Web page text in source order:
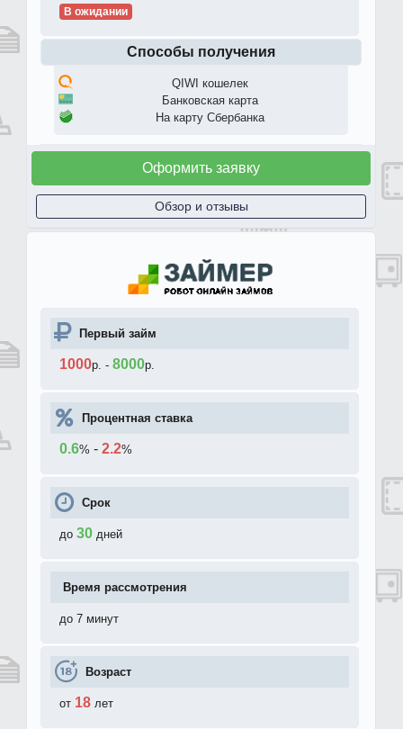
В ожидании
Способы получения
QIWI кошелек
Банковская карта
На карту Сбербанка
Оформить заявку
Обзор и отзывы
Первый займ
1000р. - 8000р.
Процентная ставка
0.6% - 2.2%
Срок
до 30 дней
Время рассмотрения
до 7 минут
Возраст
от 18 лет